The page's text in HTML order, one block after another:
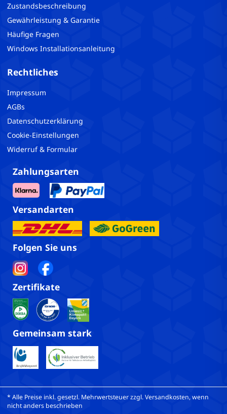
Zustandsbeschreibung
Gewährleistung & Garantie
Häufige Fragen
Windows Installationsanleitung
Rechtliches
Impressum
AGBs
Datenschutzerklärung
Cookie-Einstellungen
Widerruf & Formular
Zahlungsarten
Versandarten
Folgen Sie uns
Zertifikate
Gemeinsam stark
* Alle Preise inkl. gesetzl. Mehrwertsteuer zzgl. Versandkosten, wenn
nicht anders beschrieben